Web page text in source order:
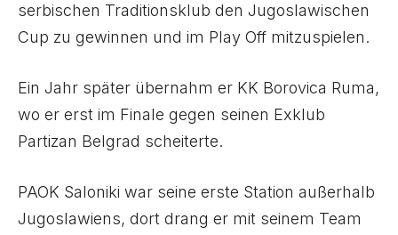
serbischen Traditionsklub den Jugoslawischen
Cup zu gewinnen und im Play Off mitzuspielen.
Ein Jahr später übernahm er KK Borovica Ruma,
wo er erst im Finale gegen seinen Exklub
Partizan Belgrad scheiterte.
PAOK Saloniki war seine erste Station außerhalb
Jugoslawiens, dort drang er mit seinem Team